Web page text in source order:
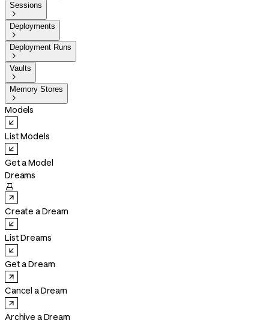
Sessions

Deployments

Deployment Runs

Vaults

Memory Stores

Models
List Models
Get a Model
Dreams

Create a Dream
List Dreams
Get a Dream
Cancel a Dream
Archive a Dream